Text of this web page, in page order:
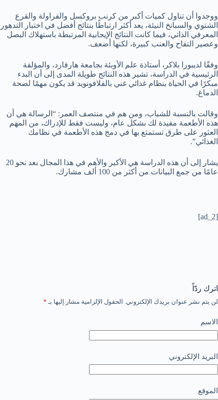
ووجدوا أن تناول كميات أكبر من كرنب بروكسل والفراولة والقرع
الشتوي والسبانخ النيئة، يعد أكثر ارتباطًا بنتائج أفضل في اختبار التدهور
المعرفي الذاتي، فيما كانت النتائج الإيجابية المرتبطة باستهلاك البصل
وعصير التفاح والعنب كبيرة، لكنها أضعف.
وفقًا لديبورا بلاكر، أستاذة علم الأوبئة بجامعة هارفارد، والمؤلفة
الرئيسية في الدراسة، تشير هذه النتائج طويلة المدى إلى أن البدء
مبكرًا في الحياة بنظام غذائي غني بالفلافونويد قد يكون مهمًا لصحة
الدماغ.
وقالت بالنسبة للشباب، ومن هم في منتصف العمر: “الرسالة هي أن
هذه الأطعمة مفيدة لك بشكل عام، وليست فقط للإدراك، من المهم
العثور على طرق تستمتع بها في دمج هذه الأطعمة في نظامك
الغذائي”.
يشار إلى أن هذه الدراسة هي الأكبر والأهم في هذا المجال بعد نحو 20
عامًا من جمع البيانات من أكثر من 100 ألف مشارك.
[ad_2]
اترك ردّاً
لن يتم نشر عنوان بريدك الإلكتروني. الحقول الإلزامية مشار إليها بـ *
الاسم
البريد الإلكتروني
الموقع